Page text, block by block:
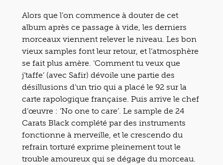
Alors que l’on commence à douter de cet
album après ce passage à vide, les derniers
morceaux viennent relever le niveau. Les bon
vieux samples font leur retour, et l’atmosphère
se fait plus amère. ‘Comment tu veux que
j’taffe’ (avec Safir) dévoile une partie des
désillusions d’un trio qui a placé le 92 sur la
carte rapologique française. Puis arrive le chef
d’œuvre : ‘No one to care’. Le sample de 24
Carats Black complété par des instruments
fonctionne à merveille, et le crescendo du
refrain torturé exprime pleinement tout le
trouble amoureux qui se dégage du morceau.